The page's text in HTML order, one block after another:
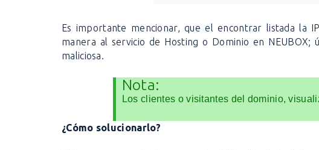
Es importante mencionar, que el encontrar listada la
manera al servicio de Hosting o Dominio en
maliciosa.
Nota:
Los clientes o visitantes del dominio,
¿Cómo solucionarlo?